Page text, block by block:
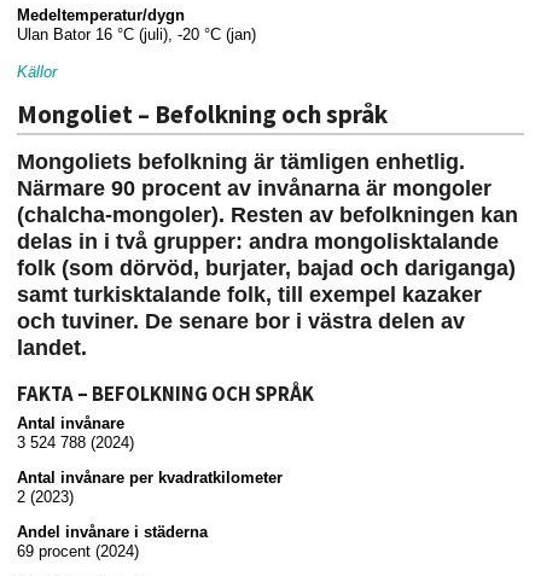
Medeltemperatur/dygn
Ulan Bator 16 °C (juli), -20 °C (jan)
Källor
Mongoliet – Befolkning och språk
Mongoliets befolkning är tämligen enhetlig.
Närmare 90 procent av invånarna är mongoler
(chalcha-mongoler). Resten av befolkningen kan
delas in i två grupper: andra mongolisktalande
folk (som dörvöd, burjater, bajad och dariganga)
samt turkisktalande folk, till exempel kazaker
och tuviner. De senare bor i västra delen av
landet.
FAKTA – BEFOLKNING OCH SPRÅK
Antal invånare
3 524 788 (2024)
Antal invånare per kvadratkilometer
2 (2023)
Andel invånare i städerna
69 procent (2024)